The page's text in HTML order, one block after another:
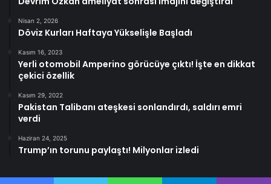
Nisan 2, 2026
Döviz Kurları Haftaya Yükselişle Başladı
Kasım 16, 2023
Yerli otomobil Amperino görücüye çıktı! İşte en dikkat
çekici özellik
Kasım 29, 2022
Pakistan Talibanı ateşkesi sonlandırdı, saldırı emri
verdi
Haziran 24, 2025
Trump’ın torunu paylaştı! Milyonlar izledi